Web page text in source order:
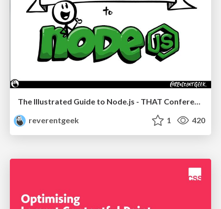
The Illustrated Guide to Node.js - THAT Conference 2024
reverentgeek
1 420